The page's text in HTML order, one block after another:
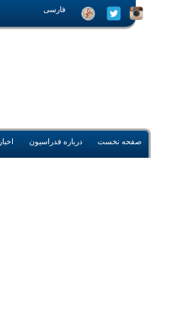
فارسی
صفحه نخست درباره فدراسیون اخبار